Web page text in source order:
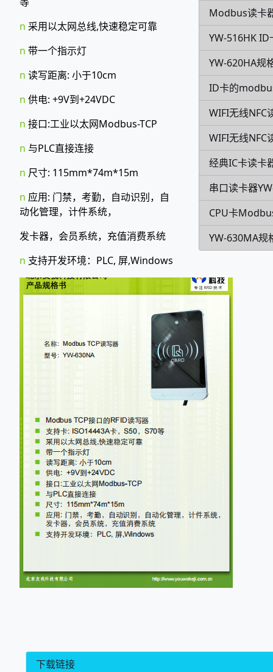
Modbus读卡
YW-516HK
YW-620HA规
ID卡的
WIFI无线NFC
WIFI无线NFC
经典IC卡读卡
串口读卡器
CPU卡
YW-630MA规
n 采用以太网总线,快速稳定可靠
n 带一个指示灯
n 读写距离: 小于10cm
n 供电: +9V到+24VDC
n 接口:工业以太网Modbus-TCP
n 与PLC直接连接
n 尺寸: 115mm*74m*15m
n 应用: 门禁，考勤，自动识别，自
动化管理，计件系统，
发卡器，会员系统，充值消费系统
n 支持开发环境：PLC, 屏,Windows
下载链接